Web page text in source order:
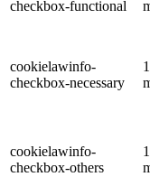
checkbox-functional
cookielawinfo-
checkbox-necessary
cookielawinfo-
checkbox-others